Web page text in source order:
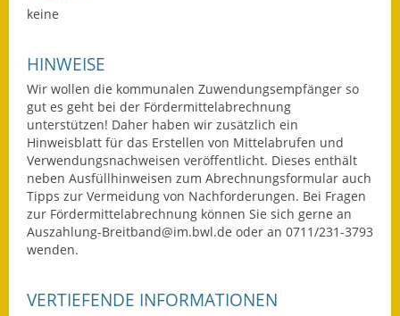
keine
HINWEISE
Wir wollen die kommunalen Zuwendungsempfänger so
gut es geht bei der Fördermittelabrechnung
unterstützen! Daher haben wir zusätzlich ein
Hinweisblatt für das Erstellen von Mittelabrufen und
Verwendungsnachweisen veröffentlicht. Dieses enthält
neben Ausfüllhinweisen zum Abrechnungsformular auch
Tipps zur Vermeidung von Nachforderungen. Bei Fragen
zur Fördermittelabrechnung können Sie sich gerne an
Auszahlung-Breitband@im.bwl.de oder an 0711/231-3793
wenden.
VERTIEFENDE INFORMATIONEN